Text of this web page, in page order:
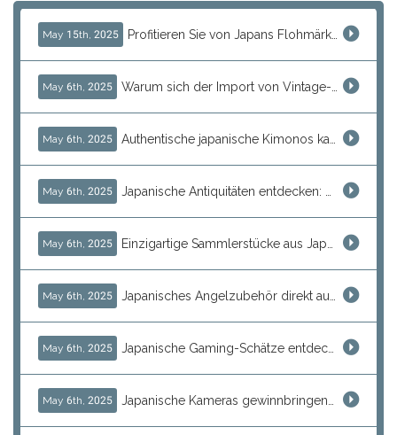
May 15th, 2025 Profitieren Sie von Japans Flohmärkten: So nutzen internationale Wiederverkäufer J-Subculture für hochmargigen Handel oh...
May 6th, 2025 Warum sich der Import von Vintage-Computern aus Japan für Sammler lohnt
May 6th, 2025 Authentische japanische Kimonos kaufen und weiterverkaufen: So finden Sie echte Schätze aus Japan
May 6th, 2025 Japanische Antiquitäten entdecken: Keramikvasen, Dekorteller und traditionelle Kostbarkeiten sicher einkaufen und weiter...
May 6th, 2025 Einzigartige Sammlerstücke aus Japan entdecken: Vintage-Uhren und seltene Hobbyartikel als rentable Raritäten
May 6th, 2025 Japanisches Angelzubehör direkt aus Japan: So finden und verkaufen Sie hochwertige Marken wie Daiwa und Shimano
May 6th, 2025 Japanische Gaming-Schätze entdecken: Konsolen, Retro-Spiele und Arcade-Raritäten einfach importieren
May 6th, 2025 Japanische Kameras gewinnbringend weiterverkaufen: So finden Sie Canon, Nikon, Sony & Vintage Modelle direkt aus Japan